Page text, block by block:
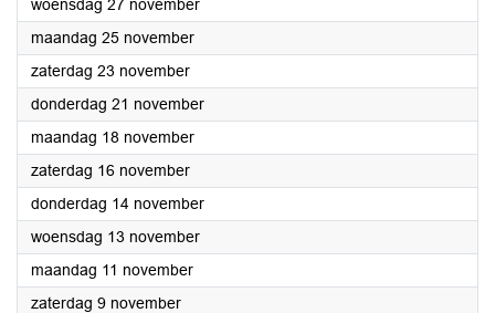
woensdag 27 november
maandag 25 november2024
zaterdag 23 november2024
donderdag 21 november2024
maandag 18 november2024
zaterdag 16 november2024
donderdag 14 november2024
woensdag 13 november2024
maandag 11 november2024
zaterdag 9 november2024